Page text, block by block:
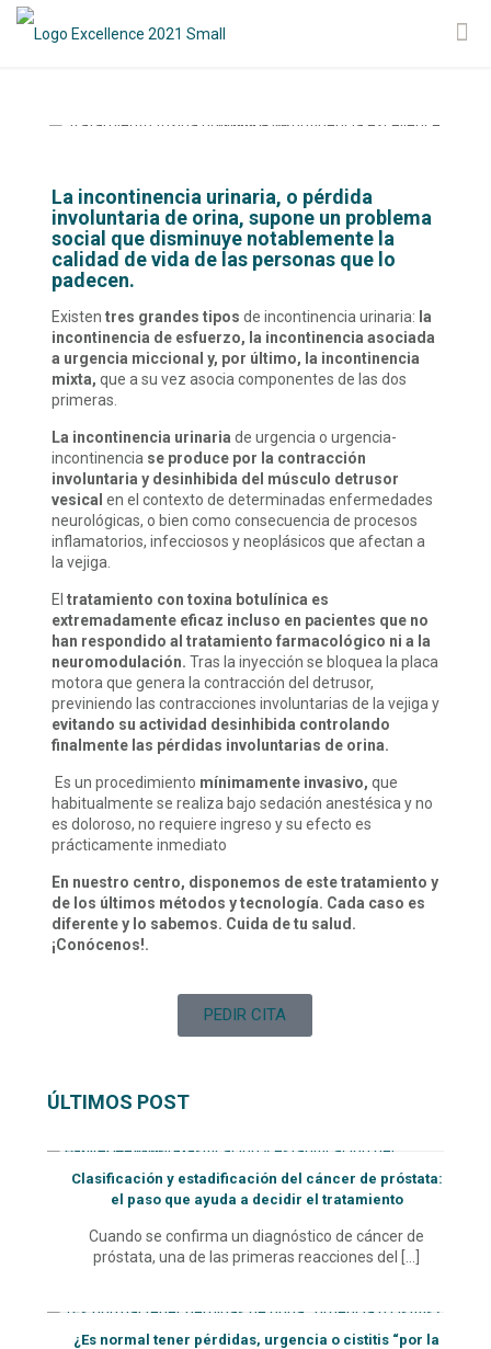
La incontinencia urinaria, o pérdida
involuntaria de orina, supone un problema
social que disminuye notablemente la
calidad de vida de las personas que lo
padecen.
Existen tres grandes tipos de incontinencia urinaria: la
incontinencia de esfuerzo, la incontinencia asociada
a urgencia miccional y, por último, la incontinencia
mixta, que a su vez asocia componentes de las dos
primeras.
La incontinencia urinaria de urgencia o urgencia-
incontinencia se produce por la contracción
involuntaria y desinhibida del músculo detrusor
vesical en el contexto de determinadas enfermedades
neurológicas, o bien como consecuencia de procesos
inflamatorios, infecciosos y neoplásicos que afectan a
la vejiga.
El tratamiento con toxina botulínica es
extremadamente eficaz incluso en pacientes que no
han respondido al tratamiento farmacológico ni a la
neuromodulación. Tras la inyección se bloquea la placa
motora que genera la contracción del detrusor,
previniendo las contracciones involuntarias de la vejiga y
evitando su actividad desinhibida controlando
finalmente las pérdidas involuntarias de orina.
Es un procedimiento mínimamente invasivo, que
habitualmente se realiza bajo sedación anestésica y no
es doloroso, no requiere ingreso y su efecto es
prácticamente inmediato
En nuestro centro, disponemos de este tratamiento y
de los últimos métodos y tecnología. Cada caso es
diferente y lo sabemos. Cuida de tu salud.
¡Conócenos!.
PEDIR CITA
ÚLTIMOS POST
Clasificación y estadificación del cáncer de próstata:
el paso que ayuda a decidir el tratamiento
Cuando se confirma un diagnóstico de cáncer de
próstata, una de las primeras reacciones del
¿Es normal tener pérdidas, urgencia o cistitis “por la